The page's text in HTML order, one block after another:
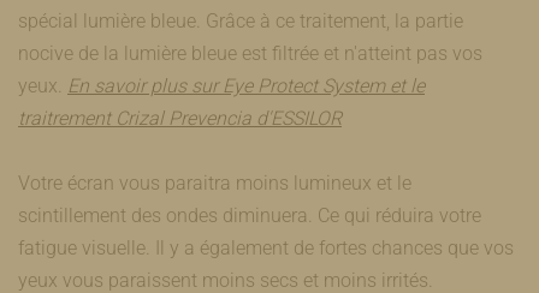
spécial lumière bleue. Grâce à ce traitement, la partie
nocive de la lumière bleue est filtrée et n'atteint pas vos
yeux. En savoir plus sur Eye Protect System et le
traitrement Crizal Prevencia d'ESSILOR
Votre écran vous paraitra moins lumineux et le
scintillement des ondes diminuera. Ce qui réduira votre
fatigue visuelle. Il y a également de fortes chances que vos
yeux vous paraissent moins secs et moins irrités.